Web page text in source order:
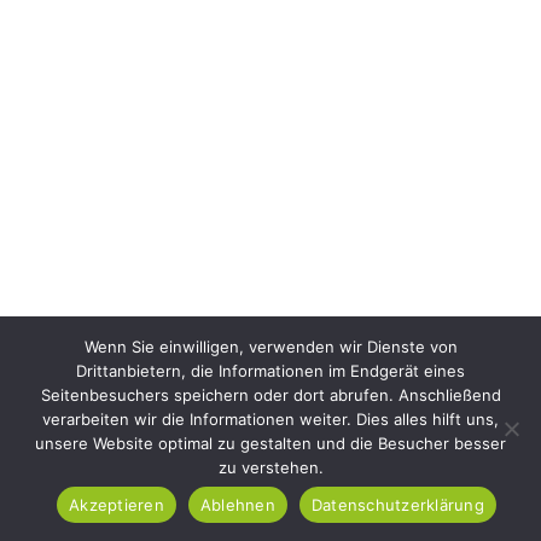
Wenn Sie einwilligen, verwenden wir Dienste von
Drittanbietern, die Informationen im Endgerät eines
Seitenbesuchers speichern oder dort abrufen. Anschließend
verarbeiten wir die Informationen weiter. Dies alles hilft uns,
unsere Website optimal zu gestalten und die Besucher besser
zu verstehen.
Akzeptieren
Ablehnen Datenschutzerklärung